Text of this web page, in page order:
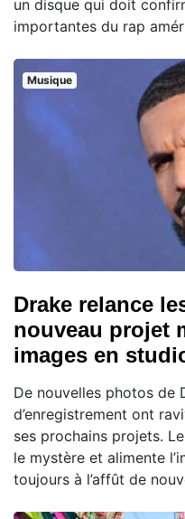
un disque qui doit
importantes du rap amér
Musique
Drake relance
nouveau projet
images en
De nouvelles photos de
d’enregistrement ont
ses prochains projets.
le mystère et alimente
toujours à l’affût de